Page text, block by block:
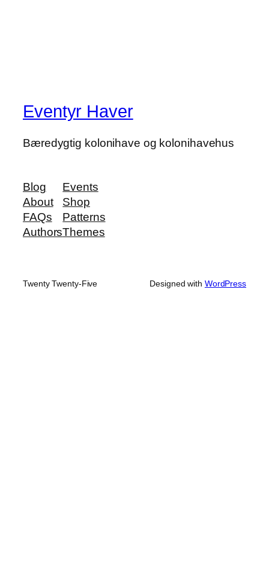
Eventyr Haver
Bæredygtig kolonihave og kolonihavehus
Blog
About
FAQs
Authors
Events
Shop
Patterns
Themes
Twenty Twenty-Five Designed with WordPress